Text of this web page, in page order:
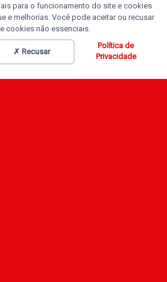
Programação
para o funcionamento do site e cookies
e melhorias. Você pode aceitar ou recusar
cookies não essenciais.
✗ Recusar
Política de
Privacidade